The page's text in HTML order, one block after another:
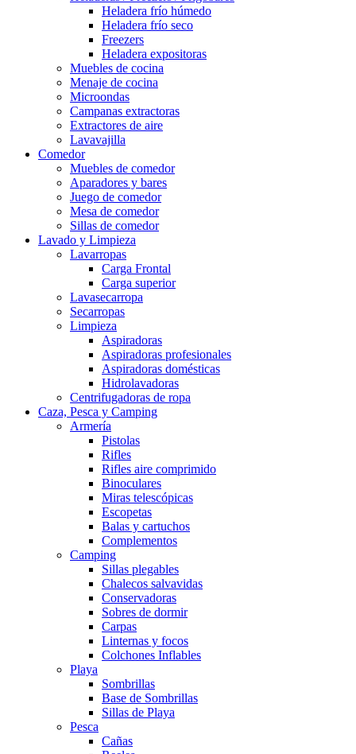
Heladera frío húmedo
Heladera frío seco
Freezers
Heladera expositoras
Muebles de cocina
Menaje de cocina
Microondas
Campanas extractoras
Extractores de aire
Lavavajilla
Comedor
Muebles de comedor
Aparadores y bares
Juego de comedor
Mesa de comedor
Sillas de comedor
Lavado y Limpieza
Lavarropas
Carga Frontal
Carga superior
Lavasecarropa
Secarropas
Limpieza
Aspiradoras
Aspiradoras profesionales
Aspiradoras domésticas
Hidrolavadoras
Centrifugadoras de ropa
Caza, Pesca y Camping
Armería
Pistolas
Rifles
Rifles aire comprimido
Binoculares
Miras telescópicas
Escopetas
Balas y cartuchos
Complementos
Camping
Sillas plegables
Chalecos salvavidas
Conservadoras
Sobres de dormir
Carpas
Linternas y focos
Colchones Inflables
Playa
Sombrillas
Base de Sombrillas
Sillas de Playa
Pesca
Cañas